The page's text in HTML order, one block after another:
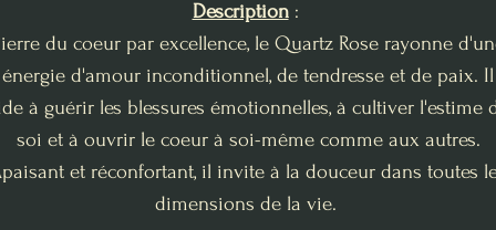
Description:
du coeur par excellence, le Quartz Rose rayonne
énergie d'amour inconditionnel, de tendresse et de paix. Il
à guérir les blessures émotionnelles, à cultiver l'estime
soi et à ouvrir le coeur à soi-même comme aux autres.
et réconfortant, il invite à la douceur dans toutes
dimensions de la vie.